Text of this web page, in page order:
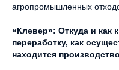
агропромышленных
«Клевер»: Откуда и как
переработку, как
находится